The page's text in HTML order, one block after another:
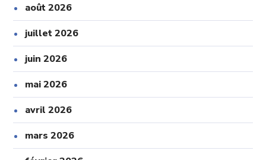
août 2026
juillet 2026
juin 2026
mai 2026
avril 2026
mars 2026